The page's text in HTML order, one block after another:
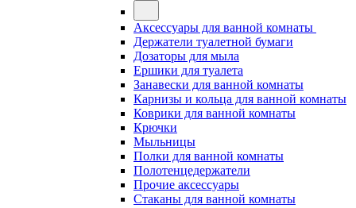
Аксессуары для ванной комнаты
Держатели туалетной бумаги
Дозаторы для мыла
Ершики для туалета
Занавески для ванной комнаты
Карнизы и кольца для ванной комнаты
Коврики для ванной комнаты
Крючки
Мыльницы
Полки для ванной комнаты
Полотенцедержатели
Прочие аксессуары
Стаканы для ванной комнаты